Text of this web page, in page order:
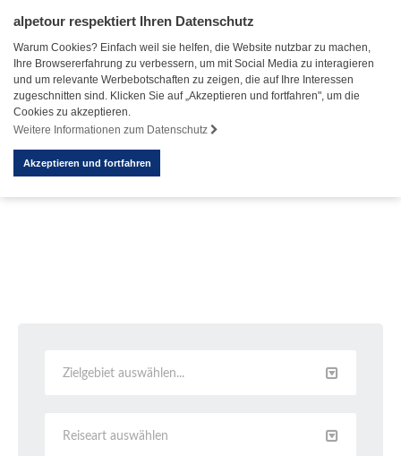
alpetour respektiert Ihren Datenschutz
Warum Cookies? Einfach weil sie helfen, die Website nutzbar zu machen,
Ihre Browsererfahrung zu verbessern, um mit Social Media zu interagieren
und um relevante Werbebotschaften zu zeigen, die auf Ihre Interessen
zugeschnitten sind. Klicken Sie auf „Akzeptieren und fortfahren", um die
Cookies zu akzeptieren.
Weitere Informationen zum Datenschutz
Akzeptieren und fortfahren
Zielgebiet auswählen...
Reiseart auswählen